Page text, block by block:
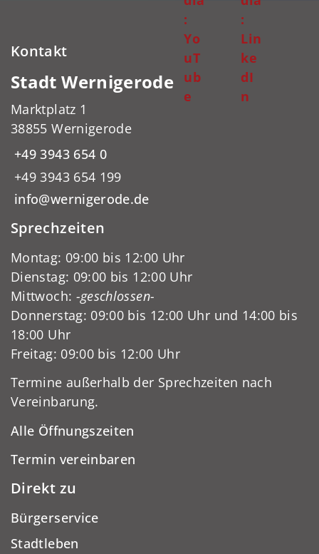
:
Yo
uT
ub
e
:
Lin
ke
dI
n
Kontakt
Stadt Wernigerode
Marktplatz 1
38855 Wernigerode
+49 3943 654 0
+49 3943 654 199
info@wernigerode.de
Sprechzeiten
Montag: 09:00 bis 12:00 Uhr
Dienstag: 09:00 bis 12:00 Uhr
Mittwoch: -geschlossen-
Donnerstag: 09:00 bis 12:00 Uhr und 14:00 bis
18:00 Uhr
Freitag: 09:00 bis 12:00 Uhr
Termine außerhalb der Sprechzeiten nach
Vereinbarung.
Alle Öffnungszeiten
Termin vereinbaren
Direkt zu
Bürgerservice
Stadtleben